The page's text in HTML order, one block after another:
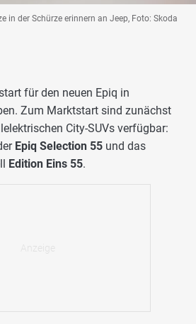
in der Schürze erinnern an Jeep, Foto: Skoda
für den neuen Epiq in
Zum Marktstart sind zunächst
City-SUVs verfügbar:
Epiq Selection 55 und das
Edition Eins 55.